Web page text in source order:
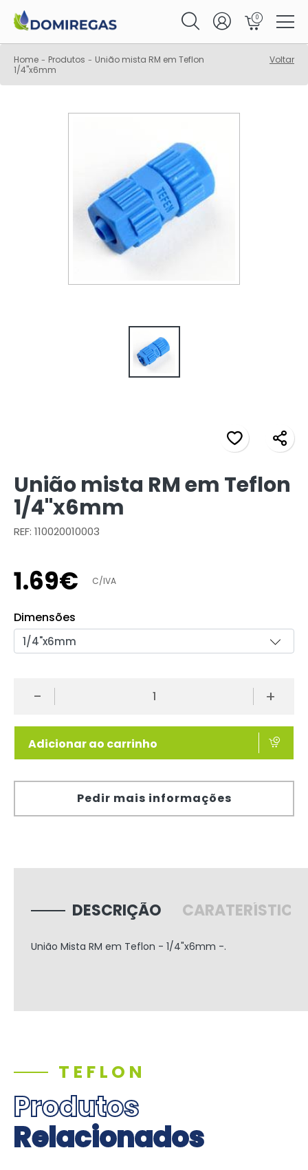
0
Home - Produtos - União mista RM em Teflon
1/4"x6mm
Voltar
União mista RM em Teflon
1/4"x6mm
REF: 110020010003
1.69€ C/IVA
Dimensões
- +
Adicionar ao carrinho
Pedir mais informações
DESCRIÇÃO
União Mista RM em Teflon - 1/4"x6mm -.
TEFLON
Produtos
Relacionados